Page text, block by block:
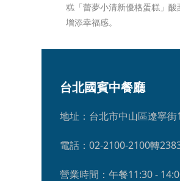
糕「蕾夢小清新優格蛋糕」酸
增添幸福感。
台北國賓中餐廳
地址：台北市中山區遼寧
電話：02-2100-2100轉
營業時間：午餐11:30 -